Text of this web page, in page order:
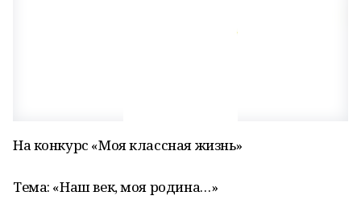
На конкурс «Моя классная жизнь»
Тема: «Наш век, моя родина…»